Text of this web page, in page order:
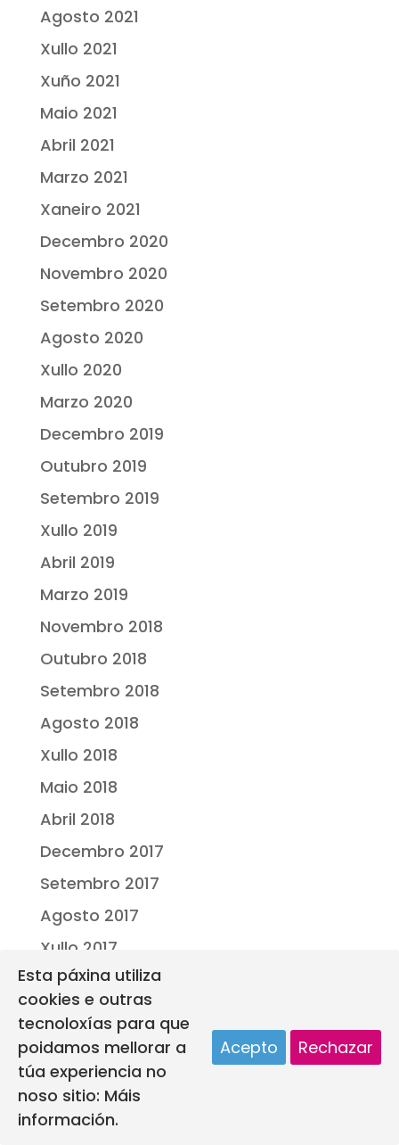
Agosto 2021
Xullo 2021
Xuño 2021
Maio 2021
Abril 2021
Marzo 2021
Xaneiro 2021
Decembro 2020
Novembro 2020
Setembro 2020
Agosto 2020
Xullo 2020
Marzo 2020
Decembro 2019
Outubro 2019
Setembro 2019
Xullo 2019
Abril 2019
Marzo 2019
Novembro 2018
Outubro 2018
Setembro 2018
Agosto 2018
Xullo 2018
Maio 2018
Abril 2018
Decembro 2017
Setembro 2017
Agosto 2017
Xullo 2017
Xuño 2017
Maio 2017
Decembro 2016
Esta páxina utiliza
cookies e outras
tecnoloxías para que
poidamos mellorar a
túa experiencia no
noso sitio: Máis
información.
Acepto Rechazar